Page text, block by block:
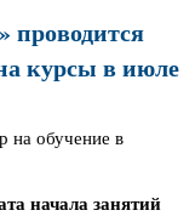
курсы в июле
на обучение в
начала занятий